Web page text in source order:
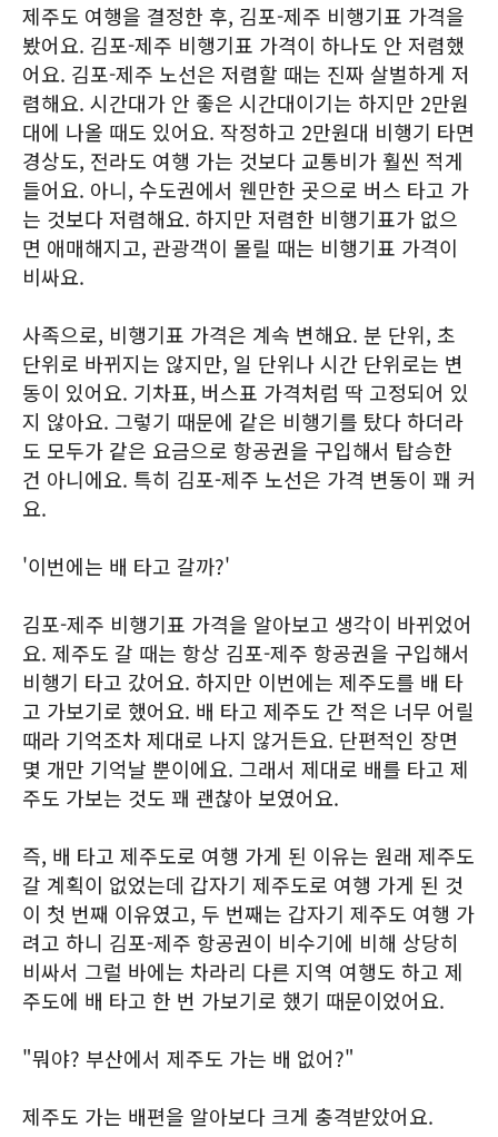
제주도 여행을 결정한 후, 김포-제주 비행기표 가격을
봤어요. 김포-제주 비행기표 가격이 하나도 안 저렴했
어요. 김포-제주 노선은 저렴할 때는 진짜 살벌하게 저
렴해요. 시간대가 안 좋은 시간대이기는 하지만 2만원
대에 나올 때도 있어요. 작정하고 2만원대 비행기 타면
경상도, 전라도 여행 가는 것보다 교통비가 훨씬 적게
들어요. 아니, 수도권에서 웬만한 곳으로 버스 타고 가
는 것보다 저렴해요. 하지만 저렴한 비행기표가 없으
면 애매해지고, 관광객이 몰릴 때는 비행기표 가격이
비싸요.
사족으로, 비행기표 가격은 계속 변해요. 분 단위, 초
단위로 바뀌지는 않지만, 일 단위나 시간 단위로는 변
동이 있어요. 기차표, 버스표 가격처럼 딱 고정되어 있
지 않아요. 그렇기 때문에 같은 비행기를 탔다 하더라
도 모두가 같은 요금으로 항공권을 구입해서 탑승한
건 아니에요. 특히 김포-제주 노선은 가격 변동이 꽤 커
요.
'이번에는 배 타고 갈까?'
김포-제주 비행기표 가격을 알아보고 생각이 바뀌었어
요. 제주도 갈 때는 항상 김포-제주 항공권을 구입해서
비행기 타고 갔어요. 하지만 이번에는 제주도를 배 타
고 가보기로 했어요. 배 타고 제주도 간 적은 너무 어릴
때라 기억조차 제대로 나지 않거든요. 단편적인 장면
몇 개만 기억날 뿐이에요. 그래서 제대로 배를 타고 제
주도 가보는 것도 꽤 괜찮아 보였어요.
즉, 배 타고 제주도로 여행 가게 된 이유는 원래 제주도
갈 계획이 없었는데 갑자기 제주도로 여행 가게 된 것
이 첫 번째 이유였고, 두 번째는 갑자기 제주도 여행 가
려고 하니 김포-제주 항공권이 비수기에 비해 상당히
비싸서 그럴 바에는 차라리 다른 지역 여행도 하고 제
주도에 배 타고 한 번 가보기로 했기 때문이었어요.
"뭐야? 부산에서 제주도 가는 배 없어?"
제주도 가는 배편을 알아보다 크게 충격받았어요.